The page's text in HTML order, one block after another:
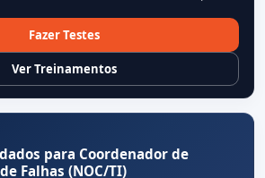
Fazer Testes
Ver Treinamentos
para Coordenador de
Falhas (NOC/TI)